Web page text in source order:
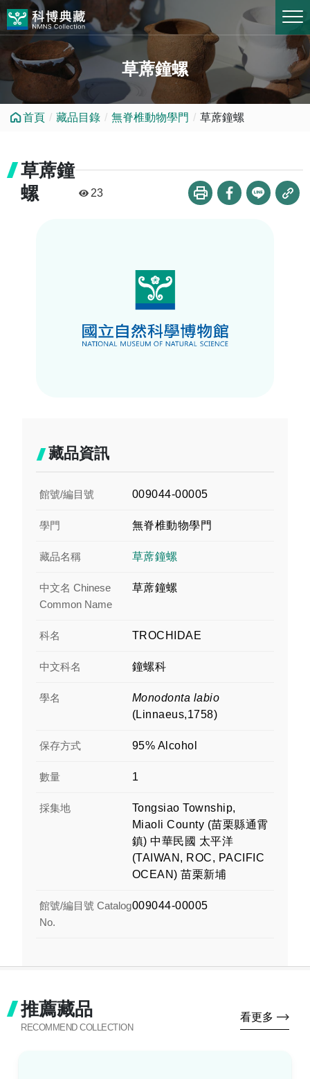
跳到中央內容區塊
草蓆鐘螺
首頁 藏品目錄 無脊椎動物學門 草蓆鐘螺
草蓆鐘
螺
23
藏品資訊
館號/編目號 009044-00005
學門 無脊椎動物學門
藏品名稱 草蓆鐘螺
中文名 Chinese
Common Name
草蓆鐘螺
科名 TROCHIDAE
中文科名 鐘螺科
學名
Monodonta labio
(Linnaeus,1758)
保存方式 95% Alcohol
數量 1
採集地
Tongsiao Township,
Miaoli County (苗栗縣通霄
鎮) 中華民國 太平洋
(TAIWAN, ROC, PACIFIC
OCEAN) 苗栗新埔
館號/編目號 Catalog
No.
009044-00005
推薦藏品
RECOMMEND COLLECTION
看更多